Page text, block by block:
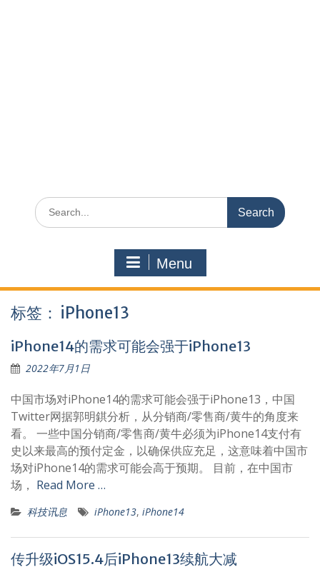
Search
for:
Menu
标签： iPhone13
iPhone14的需求可能会强于iPhone13
2022年7月1日
中国市场对iPhone14的需求可能会强于iPhone13，中国
Twitter网据郭明錤分析，从分销商/零售商/黄牛的角度来
看。 一些中国分销商/零售商/黄牛必须为iPhone14支付有
史以来最高的预付定金，以确保供应充足，这意味着中国市
场对iPhone14的需求可能会高于预期。 目前，在中国市
场， Read More …
科技讯息 iPhone13, iPhone14
传升级iOS15.4后iPhone13续航大减